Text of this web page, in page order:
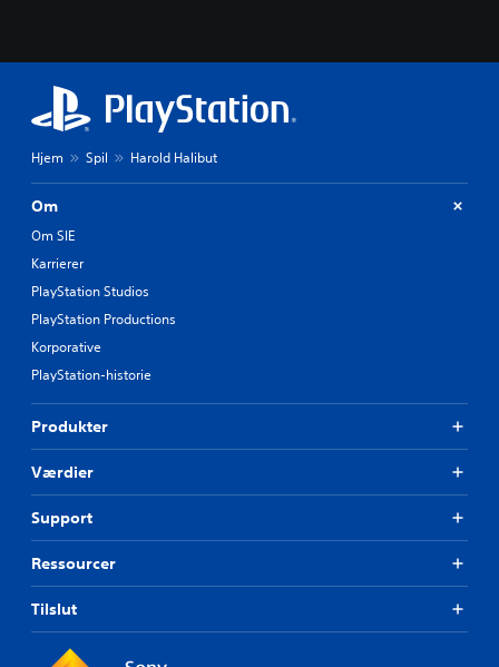
Hjem Spil Harold Halibut
Om
Om SIE
Karrierer
PlayStation Studios
PlayStation Productions
Korporative
PlayStation-historie
Produkter
Værdier
Support
Ressourcer
Tilslut